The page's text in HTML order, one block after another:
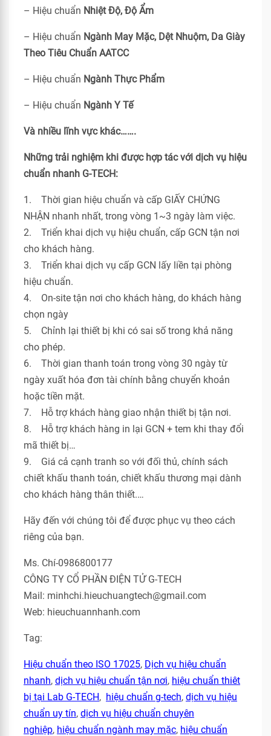
– Hiệu chuẩn Nhiệt Độ, Độ Ẩm
– Hiệu chuẩn Ngành May Mặc, Dệt Nhuộm, Da Giày
Theo Tiêu Chuẩn AATCC
– Hiệu chuẩn Ngành Thực Phẩm
– Hiệu chuẩn Ngành Y Tế
Và nhiều lĩnh vực khác…….
Những trải nghiệm khi được hợp tác với dịch vụ hiệu
chuẩn nhanh G-TECH:
1. Thời gian hiệu chuẩn và cấp GIẤY CHỨNG
NHẬN nhanh nhất, trong vòng 1~3 ngày làm việc.
2. Triển khai dịch vụ hiệu chuẩn, cấp GCN tận nơi
cho khách hàng.
3. Triển khai dịch vụ cấp GCN lấy liền tại phòng
hiệu chuẩn.
4. On-site tận nơi cho khách hàng, do khách hàng
chọn ngày
5. Chỉnh lại thiết bị khi có sai số trong khả năng
cho phép.
6. Thời gian thanh toán trong vòng 30 ngày từ
ngày xuất hóa đơn tài chính bằng chuyển khoản
hoặc tiền mặt.
7. Hỗ trợ khách hàng giao nhận thiết bị tận nơi.
8. Hỗ trợ khách hàng in lại GCN + tem khi thay đổi
mã thiết bị…
9. Giá cả cạnh tranh so với đối thủ, chính sách
chiết khấu thanh toán, chiết khấu thương mại dành
cho khách hàng thân thiết.…
Hãy đến với chúng tôi để được phục vụ theo cách
riêng của bạn.
Ms. Chí-0986800177
CÔNG TY CỔ PHẦN ĐIỆN TỬ G-TECH
Mail: minhchi.hieuchuangtech@gmail.com
Web: hieuchuannhanh.com
Tag:
Hiệu chuẩn theo ISO 17025, Dịch vụ hiệu chuẩn
nhanh, dịch vụ hiệu chuẩn tận nơi, hiệu chuẩn thiêt
bị tại Lab G-TECH, hiệu chuẩn g-tech, dịch vụ hiệu
chuẩn uy tín, dịch vụ hiệu chuẩn chuyên
nghiệp, hiệu chuẩn ngành may mặc, hiệu chuẩn